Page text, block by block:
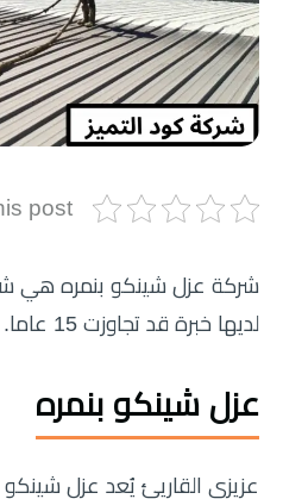
post
شركة عزل شينكو بنمره هي
لديها خبرة قد تجاوزت 15 عاما.
عزل شينكو بنمره
عزيزي القاريئ يُعد عزل شينكو